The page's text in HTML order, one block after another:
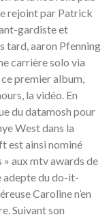
rejoint par Patrick
gardiste et
tard, aaron Pfenning
carrière solo via
premier album,
la vidéo. En
du datamosh pour
West dans la
est ainsi nominé
aux mtv awards de
adepte du do-it-
Caroline n’en
Suivant son